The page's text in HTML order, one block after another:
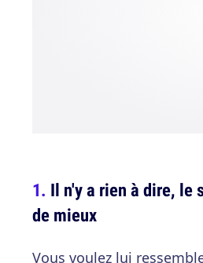
Il n'y a rien à dire, le
de mieux
Vous voulez lui